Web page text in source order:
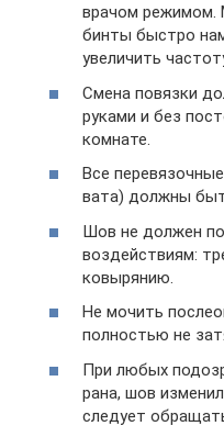
врачом режимом.
бинты быстро
увеличить
Смена повязки
руками и без
комнате.
Все
вата) должны
Шов не должен
воздействиям:
ковырянию.
Не мочить
полностью не
При любых
рана, шов
следует